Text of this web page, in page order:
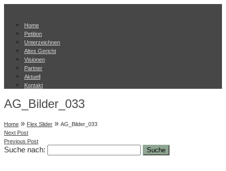
Home
Petition
Unterzeichnen
Altes Gericht
Visionen
Partner
Aktuell
Kontakt
AG_Bilder_033
Home » Flex Slider » AG_Bilder_033
Next Post
Previous Post
Suche nach: